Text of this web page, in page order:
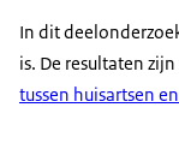
In dit
is. De resultaten
tussen huisartsen